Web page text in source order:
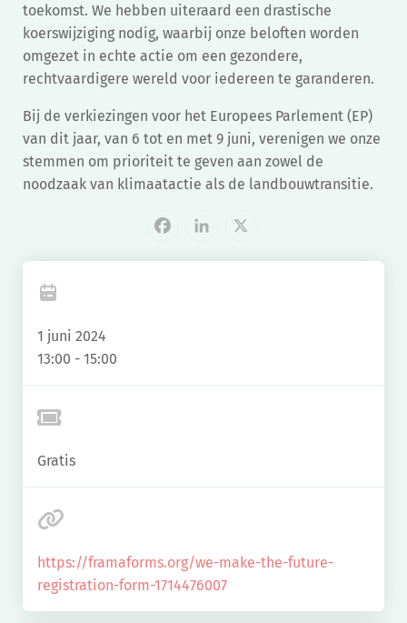
toekomst. We hebben uiteraard een drastische
koerswijziging nodig, waarbij onze beloften worden
omgezet in echte actie om een ​​gezondere,
rechtvaardigere wereld voor iedereen te garanderen.
Bij de verkiezingen voor het Europees Parlement (EP)
van dit jaar, van 6 tot en met 9 juni, verenigen we onze
stemmen om prioriteit te geven aan zowel de
noodzaak van klimaatactie als de landbouwtransitie.
Facebook
LinkedIn
X
1 juni 2024
13:00 - 15:00
Gratis
https://framaforms.org/we-make-the-future-
registration-form-1714476007